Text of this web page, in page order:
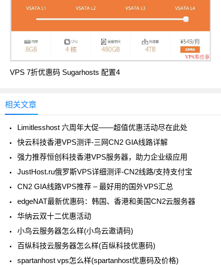
VPS 7折优惠码 Sugarhosts 配置4
相关文章
Limitlesshost 六周年大促——超值优惠活动尽在此处
快云科技香港VPS测评-三网CN2 GIA线路详解
强力推荐恒创科技香港VPS服务器，助力企业级应用
JustHost.ru俄罗斯VPS详细测评-CN2线路/支持支付宝
CN2 GIA线路VPS推荐 – 最好用的国外VPS汇总
edgeNAT最新优惠码：韩国、香港和美国CN2云服务器
华纳云双十二优惠活动
小鸟云服务器怎么样(小鸟云邀请码)
百纵科技云服务器怎么样(百纵科技优惠码)
spartanhost vps怎么样(spartanhost优惠码及价格)